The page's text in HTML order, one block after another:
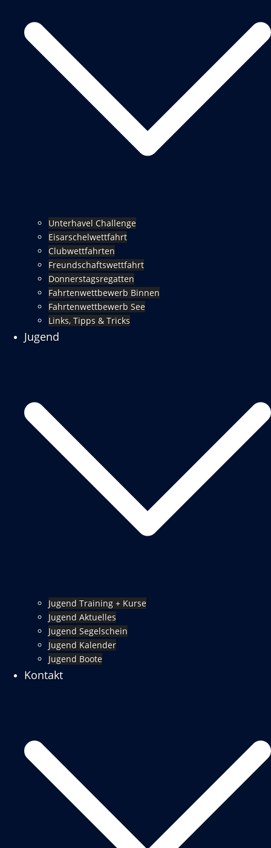
Unterhavel Challenge
Eisarschelwettfahrt
Clubwettfahrten
Freundschaftswettfahrt
Donnerstagsregatten
Fahrtenwettbewerb Binnen
Fahrtenwettbewerb See
Links, Tipps & Tricks
Jugend
Jugend Training + Kurse
Jugend Aktuelles
Jugend Segelschein
Jugend Kalender
Jugend Boote
Kontakt